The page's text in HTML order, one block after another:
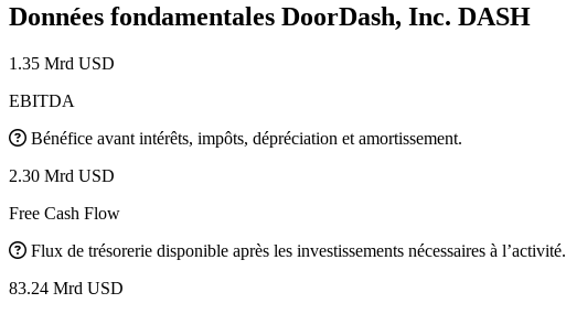
Données fondamentales DoorDash, Inc. DASH
1.35 Mrd USD
EBITDA
Bénéfice avant intérêts, impôts, dépréciation et amortissement.
2.30 Mrd USD
Free Cash Flow
Flux de trésorerie disponible après les investissements nécessaires à l’activité.
83.24 Mrd USD